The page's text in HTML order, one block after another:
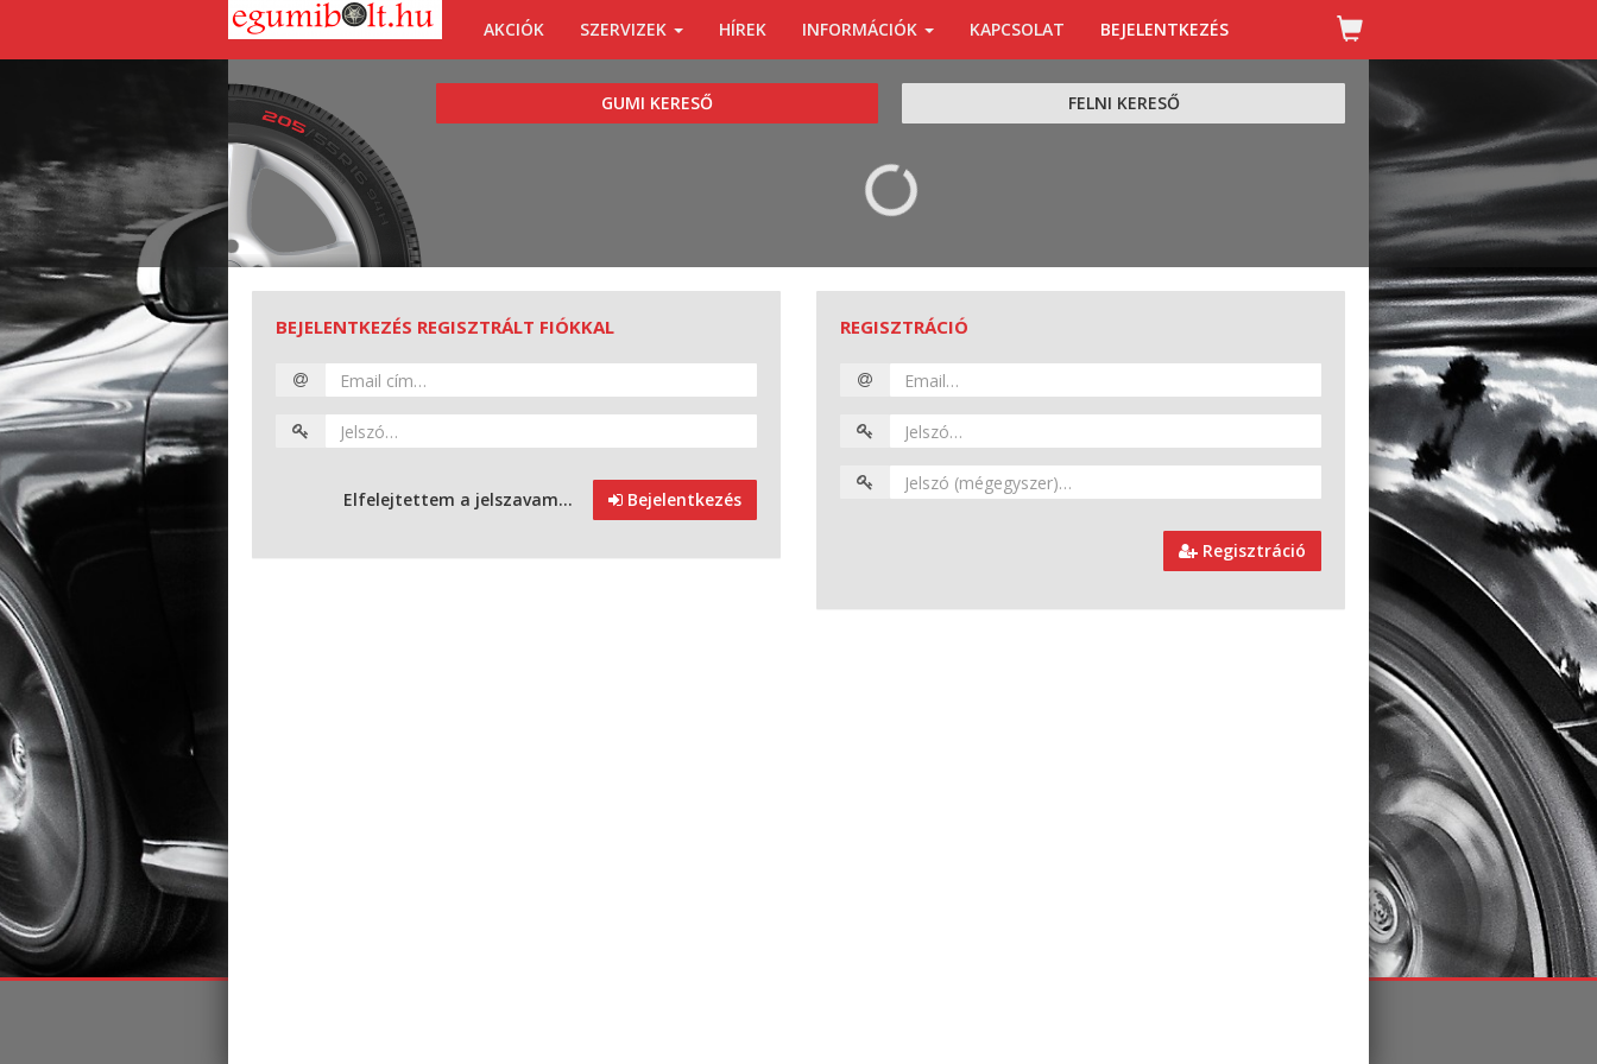
AKCIÓK SZERVIZEK HÍREK INFORMÁCIÓK KAPCSOLAT BEJELENTKEZÉS
GUMI KERESŐ FELNI KERESŐ
KERESÉS
BEJELENTKEZÉS REGISZTRÁLT FIÓKKAL
Elfelejtettem a jelszavam… Bejelentkezés
REGISZTRÁCIÓ
Regisztráció